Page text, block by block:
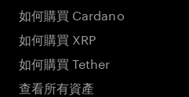
如何購買 Cardano
如何購買 XRP
如何購買 Tether
查看所有資產